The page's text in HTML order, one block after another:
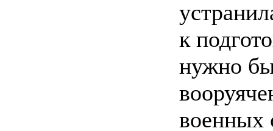
к
нужно
военных